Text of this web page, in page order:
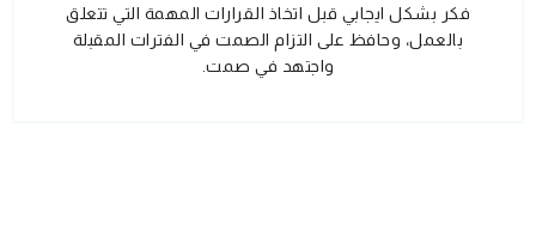
فكر بشكل ايجابي قبل اتخاذ القرارات المهمة التي تتعلق
بالعمل، وحافظ على التزام الصمت في الفترات المقبلة
واجتهد في صمت.